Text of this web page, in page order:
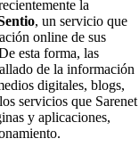
la
, un servicio que
online de sus
esta forma, las
de la información
digitales, blogs,
servicios que Sarenet
y aplicaciones,